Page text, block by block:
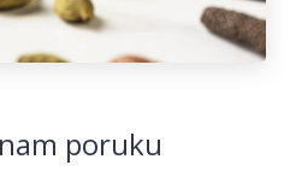
poruku